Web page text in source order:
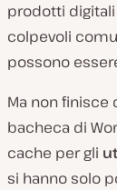
prodotti
colpevoli
possono
Ma non finisce
bacheca di
cache per gli
si hanno solo